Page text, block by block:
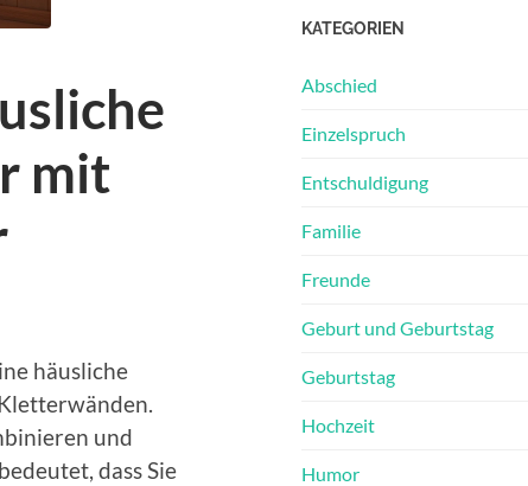
mit
häusliche
und
dass Sie
KATEGORIEN
Abschied
Einzelspruch
Entschuldigung
Familie
Freunde
Geburt und Geburtstag
Geburtstag
Hochzeit
Humor